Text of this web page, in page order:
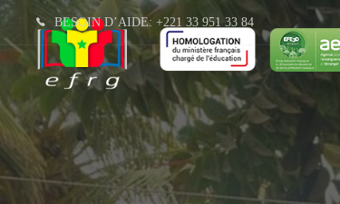
BESOIN D’AIDE: +221 33 951 33 84